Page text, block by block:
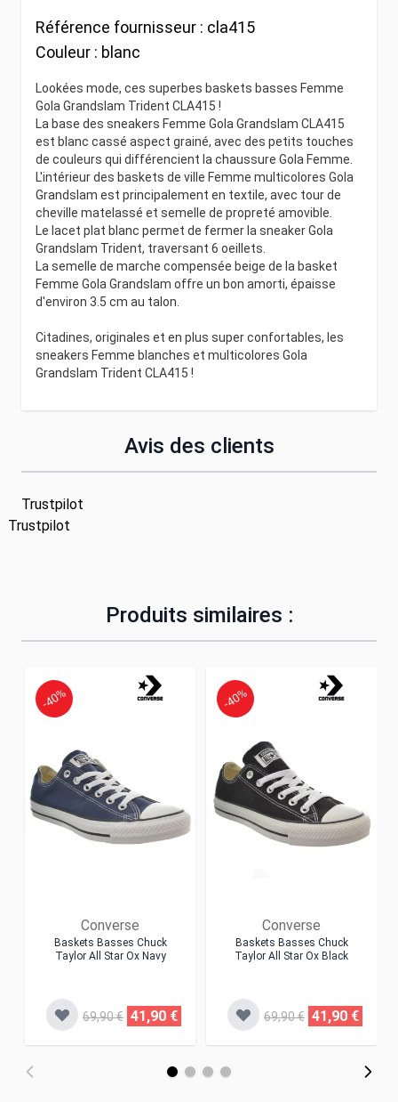
Référence fournisseur : cla415
Couleur : blanc
Lookées mode, ces superbes baskets basses Femme
Gola Grandslam Trident CLA415 !
La base des sneakers Femme Gola Grandslam CLA415
est blanc cassé aspect grainé, avec des petits touches
de couleurs qui différencient la chaussure Gola Femme.
L'intérieur des baskets de ville Femme multicolores Gola
Grandslam est principalement en textile, avec tour de
cheville matelassé et semelle de propreté amovible.
Le lacet plat blanc permet de fermer la sneaker Gola
Grandslam Trident, traversant 6 oeillets.
La semelle de marche compensée beige de la basket
Femme Gola Grandslam offre un bon amorti, épaisse
d'environ 3.5 cm au talon.
Citadines, originales et en plus super confortables, les
sneakers Femme blanches et multicolores Gola
Grandslam Trident CLA415 !
Avis des clients
Trustpilot
Trustpilot
Produits similaires :
Converse
Baskets Basses Chuck
Taylor All Star Ox Navy
-40%
69,90 € 41,90 €
Converse
Baskets Basses Chuck
Taylor All Star Ox Black
-40%
69,90 € 41,90 €